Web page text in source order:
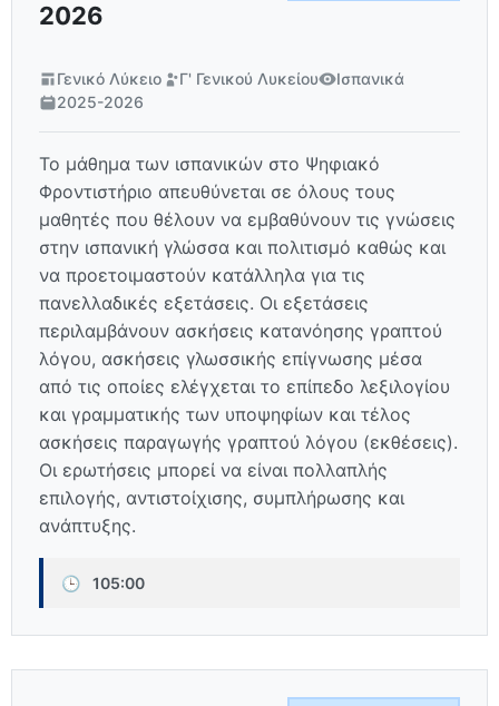
2026
Γενικό Λύκειο Γ' Γενικού Λυκείου
Ισπανικά
2025-2026
Το μάθημα των ισπανικών στο Ψηφιακό
Φροντιστήριο απευθύνεται σε όλους τους
μαθητές που θέλουν να εμβαθύνουν τις γνώσεις
στην ισπανική γλώσσα και πολιτισμό καθώς και
να προετοιμαστούν κατάλληλα για τις
πανελλαδικές εξετάσεις. Οι εξετάσεις
περιλαμβάνουν ασκήσεις κατανόησης γραπτού
λόγου, ασκήσεις γλωσσικής επίγνωσης μέσα
από τις οποίες ελέγχεται το επίπεδο λεξιλογίου
και γραμματικής των υποψηφίων και τέλος
ασκήσεις παραγωγής γραπτού λόγου (εκθέσεις).
Οι ερωτήσεις μπορεί να είναι πολλαπλής
επιλογής, αντιστοίχισης, συμπλήρωσης και
ανάπτυξης.
🕒 105:00